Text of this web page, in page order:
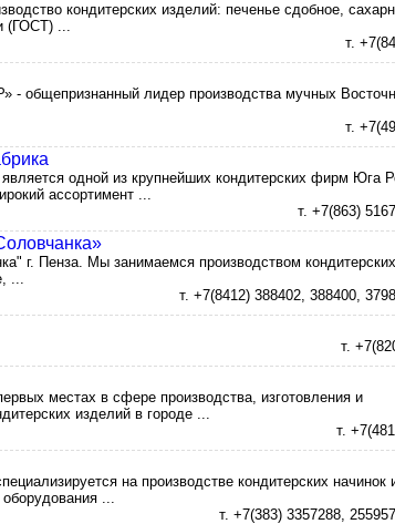
кондитерских изделий: печенье сдобное,
(ГОСТ) ...
т.
общепризнанный лидер производства мучных
т.
одной из крупнейших кондитерских фирм Юга
ассортимент ...
т. +7(863)
г. Пенза. Мы занимаемся производством
...
т. +7(8412) 388402, 388400,
т.
местах в сфере производства, изготовления и
изделий в городе ...
т.
на производстве кондитерских начинок
...
т. +7(383) 3357288,